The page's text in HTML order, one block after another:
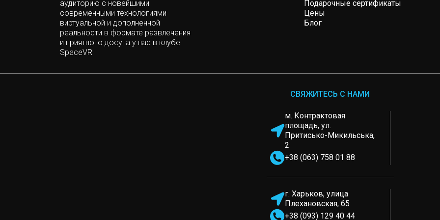
аудиторию с новейшими
современными технологиями
виртуальной и дополненной
реальности в формате развлечения
и приятного досуга у нас в клубе
SpaceVR
Подарочные сертификаты
Цены
Блог
СВЯЖИТЕСЬ С НАМИ
м. Контрактовая
площадь, ул.
Притисько-Микильська,
2
+38 (063) 758 01 88
г. Харьков, улица
Плехановская, 65
+38 (093) 129 40 44